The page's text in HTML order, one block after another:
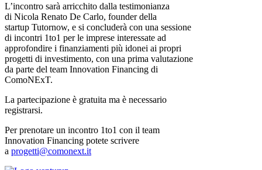
L’incontro sarà arricchito dalla testimonianza
di Nicola Renato De Carlo, founder della
startup Tutornow, e si concluderà con una sessione
di incontri 1to1 per le imprese interessate ad
approfondire i finanziamenti più idonei ai propri
progetti di investimento, con una prima valutazione
da parte del team Innovation Financing di
ComoNExT.
La partecipazione è gratuita ma è necessario
registrarsi.
Per prenotare un incontro 1to1 con il team
Innovation Financing potete scrivere
a progetti@comonext.it